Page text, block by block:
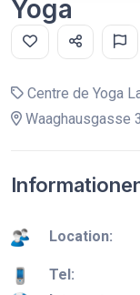
Yoga
Centre de Yoga
Waaghausgasse 3
Location:
Tel: